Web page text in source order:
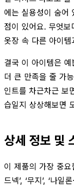
에는 실용성이 숨어
점이 있어요. 무엇
옷장 속 다른 아이
결국 이 아이템은 예
더 큰 만족을 줄 가
인트를 차근차근 보
습일지 상상해보면
상세 정보 및
이 제품의 가장 중요
드넥’, ‘무지’, ‘나일